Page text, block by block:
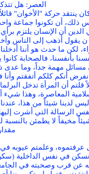
العصر: هل
كان ينتقد حركة
ذلك، أن تكونوا جماعة
الدين أن الإنسان يلتزم
أذهب إلى الناس
لكن ما حدث هو أننا
بأنفسنا، فالصحابة
مهمة جداً، وما عدى
أنكم كلكم أتفقتم وأنا
أن المرأة تدخل
المعاصرة، وهذا
لدينا شيئاً من هذا،
التي أشرت
مخيفاً لا يطمئن بالنسبة
وعلمتم عيوبه
في نفس الداخلية
عن قرب وصحبته في